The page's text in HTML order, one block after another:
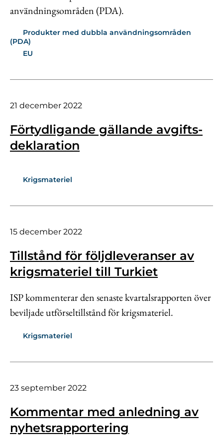
användningsområden (PDA).
Produkter med dubbla användningsområden
(PDA)
EU
21 december 2022
Förtydligande gällande avgifts­
deklaration
Krigsmateriel
15 december 2022
Tillstånd för följdleveranser av
krigsmateriel till Turkiet
ISP kommenterar den senaste kvartalsrapporten över
beviljade utförseltillstånd för krigsmateriel.
Krigsmateriel
23 september 2022
Kommentar med anledning av
nyhetsrapportering